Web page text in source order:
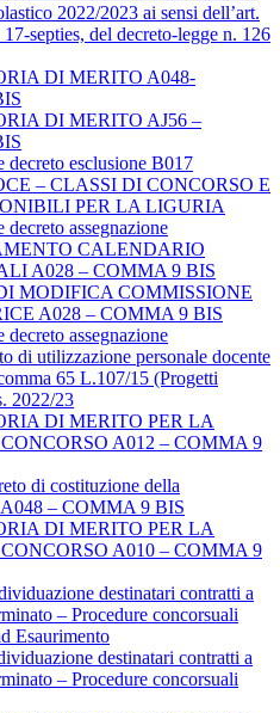
2022/2023 ai sensi dell’art.
septies, del decreto-legge n. 126
DI MERITO A048-
DI MERITO AJ56 –
decreto esclusione B017
– CLASSI DI CONCORSO E
PER LA LIGURIA
decreto assegnazione
CALENDARIO
A028 – COMMA 9 BIS
MODIFICA COMMISSIONE
A028 – COMMA 9 BIS
decreto assegnazione
di utilizzazione personale docente
65 L.107/15 (Progetti
2022/23
DI MERITO PER LA
A012 – COMMA 9
di costituzione della
A048 – COMMA 9 BIS
DI MERITO PER LA
A010 – COMMA 9
destinatari contratti a
– Procedure concorsuali
Esaurimento
destinatari contratti a
– Procedure concorsuali